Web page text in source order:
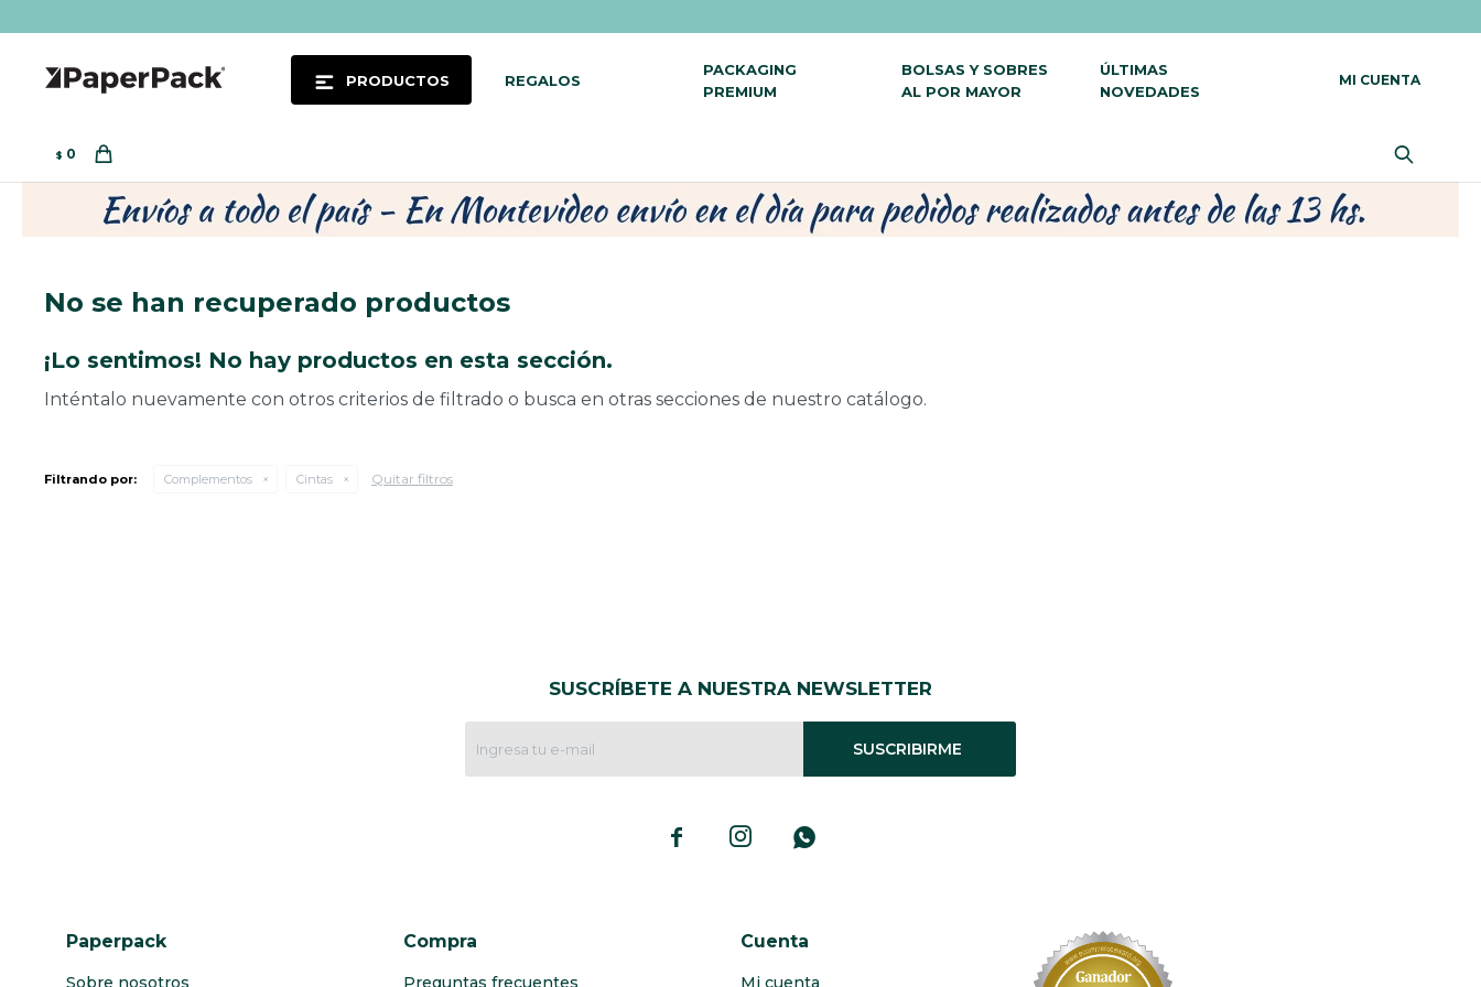
PRODUCTOS REGALOS
PACKAGING
PREMIUM
BOLSAS Y SOBRES
AL POR MAYOR
ÚLTIMAS
NOVEDADES
$ 0
No se han recuperado productos
¡Lo sentimos! No hay productos en esta sección.
Inténtalo nuevamente con otros criterios de filtrado o busca en otras secciones de nuestro catálogo.
Filtrando por: Complementos Cintas Quitar filtros
SUSCRÍBETE A NUESTRA NEWSLETTER
SUSCRIBIRME
  
Paperpack
Sobre nosotros
Compra
Preguntas frecuentes
Cuenta
Mi cuenta